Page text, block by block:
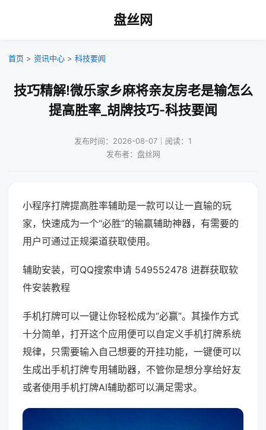
盘丝网
首页 > 资讯中心 > 科技要闻
技巧精解!微乐家乡麻将亲友房老是输怎么
提高胜率_胡牌技巧-科技要闻
发布时间：2026-08-07｜阅读：1
发布者：盘丝网
小程序打牌提高胜率辅助是一款可以让一直输的玩
家，快速成为一个“必胜”的输赢辅助神器，有需要的
用户可通过正规渠道获取使用。
辅助安装，可QQ搜索申请 549552478 进群获取软
件安装教程
手机打牌可以一键让你轻松成为“必赢”。其操作方式
十分简单，打开这个应用便可以自定义手机打牌系统
规律，只需要输入自己想要的开挂功能，一键便可以
生成出手机打牌专用辅助器，不管你是想分享给好友
或者使用手机打牌AI辅助都可以满足需求。